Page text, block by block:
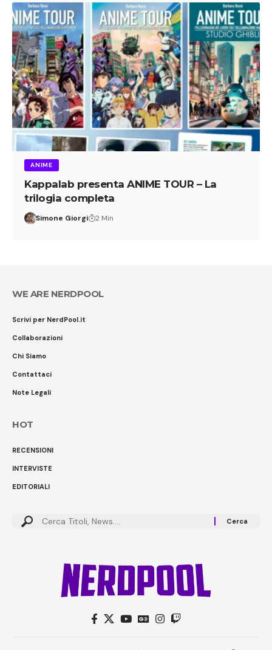
ANIME
Kappalab presenta ANIME TOUR – La
trilogia completa
Simone Giorgi 2 Min
WE ARE NERDPOOL
Scrivi per NerdPool.it
Collaborazioni
Chi Siamo
Contattaci
Note Legali
HOT
RECENSIONI
INTERVISTE
EDITORIALI